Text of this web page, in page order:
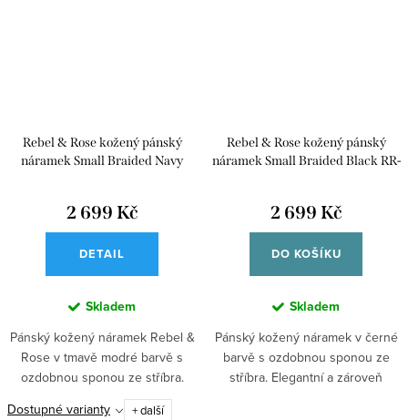
Rebel & Rose kožený pánský
náramek Small Braided Navy
2 699 Kč
DETAIL
Skladem
Pánský kožený náramek Rebel &
Rose v tmavě modré barvě s
ozdobnou sponou ze stříbra.
Výrazný...
Dostupné varianty + další
Rebel & Rose kožený pánský
náramek Small Braided Black RR-
2 699 Kč
DO KOŠÍKU
Skladem
Pánský kožený náramek v černé
barvě s ozdobnou sponou ze
stříbra. Elegantní a zároveň